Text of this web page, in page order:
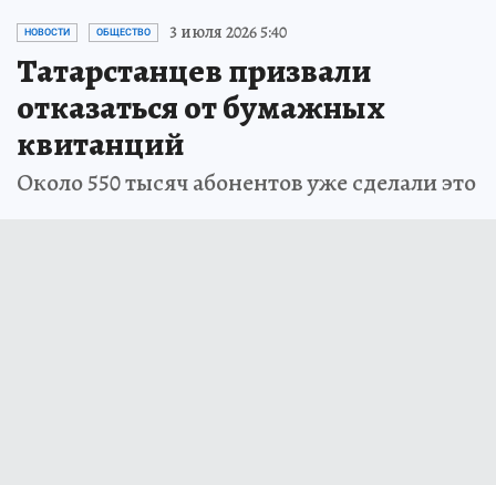
НОВОСТИ ОБЩЕСТВО 3 июля 2026 5:40
Татарстанцев призвали
отказаться от бумажных
квитанций
Около 550 тысяч абонентов уже сделали это